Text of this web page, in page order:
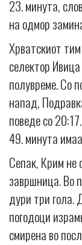
23. минута,
на одмор
Хрватскиот
селектор
полувреме. Со
напад,
поведе со
49. минута
Сепак, Крим
завршница. Во
дури три гола.
погодоци
смирена во